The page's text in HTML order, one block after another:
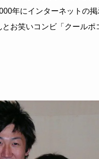
年にインターネットの
とお笑いコンビ「クールポ